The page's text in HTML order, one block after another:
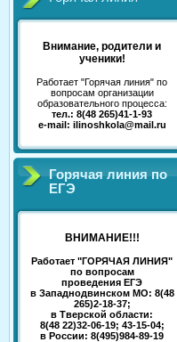
Внимание, родители и
ученики!
Работает "Горячая линия" по
вопросам организации
образовательного процесса:
тел.: 8(48 265)41-1-93
e-mail: ilinoshkola@mail.ru
Горячая линия по
ЕГЭ
ВНИМАНИЕ!!!
Работает "ГОРЯЧАЯ ЛИНИЯ"
по вопросам
проведения ЕГЭ
в Западнодвинском МО: 8(48
265)2-18-37;
в Тверской области:
8(48 22)32-06-19; 43-15-04;
в России: 8(495)984-89-19